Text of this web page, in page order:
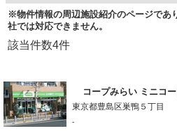
※物件情報の周辺施設紹介のページであ
社では対応できません。
該当件数4件
コープみらい ミニコ
東京都豊島区巣鴨５丁目
-